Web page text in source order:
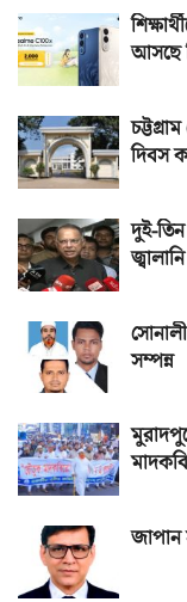
আসছে
দিবস
দুই-তিন
জ্বালানি
সম্পন্ন
জাপান